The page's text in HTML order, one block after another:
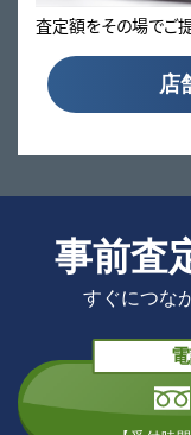
査定額をその場でご
店
事前査
すぐにつな